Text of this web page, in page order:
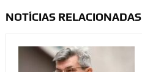
NOTÍCIAS RELACIONADAS